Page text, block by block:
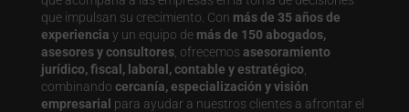
que impulsan su crecimiento. Con más de 35 años de
experiencia y un equipo de más de 150 abogados,
asesores y consultores, ofrecemos asesoramiento
jurídico, fiscal, laboral, contable y estratégico
combinando cercanía, especialización y visión
empresarial para ayudar a nuestros clientes a afrontar el